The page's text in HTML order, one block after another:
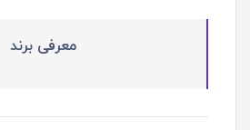
معرفی برند